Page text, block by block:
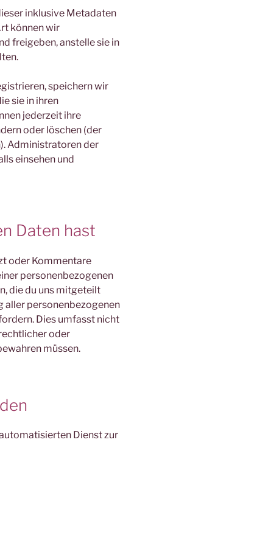
inklusive Metadaten
können wir
freigeben, anstelle sie in
speichern wir
sie in ihren
jederzeit ihre
oder löschen (der
Administratoren der
einsehen und
Daten hast
oder Kommentare
personenbezogenen
die du uns mitgeteilt
aller personenbezogenen
Dies umfasst nicht
oder
müssen.
Dienst zur